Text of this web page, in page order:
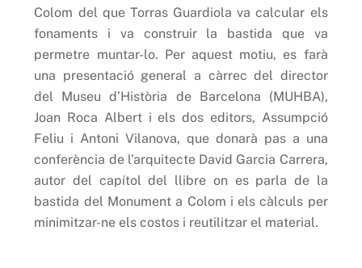
Colom del que Torras Guardiola va calcular els
fonaments i va construir la bastida que va
permetre muntar-lo. Per aquest motiu, es farà
una presentació general a càrrec del director
del Museu d’Història de Barcelona (MUHBA),
Joan Roca Albert i els dos editors, Assumpció
Feliu i Antoni Vilanova, que donarà pas a una
conferència de l’arquitecte David Garcia Carrera,
autor del capítol del llibre on es parla de la
bastida del Monument a Colom i els càlculs per
minimitzar-ne els costos i reutilitzar el material.